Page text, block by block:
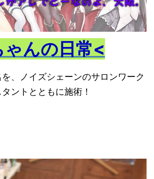
んの日常<
、ノイズシェーンのサロンワーク
ントとともに施術！